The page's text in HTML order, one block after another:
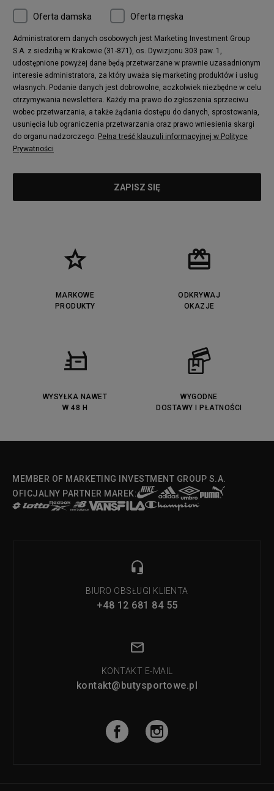
Nike Air More Uptempo
adidas Stan Smith
Puma Mayze
Reebok Club C
New Balance 2002
adidas NMD
Converse Run Star Hike
Nike Air Max Pulse
adidas Nizza
New Balance 997
adidas ZX
Nike Waffle One
Jordan Max Aura 4
Fila Disruptor
Timberland 6
adidas Retropy
Vans SK8-HI
adidas Adifom
Timberland Euro Sprint
Puma Caven
Lacoste Powercourt
Lacoste Carnaby
Vans Classic
Reebok Solution MID
Lacoste Menerva Sport
Puma Doublecourt
Fila Strada Low
Oferta damska Oferta męska
Administratorem danych osobowych jest Marketing Investment Group
S.A. z siedzibą w Krakowie (31-871), os. Dywizjonu 303 paw. 1,
udostępnione powyżej dane będą przetwarzane w prawnie uzasadnionym
interesie administratora, za który uważa się marketing produktów i usług
własnych. Podanie danych jest dobrowolne, aczkolwiek niezbędne w celu
otrzymywania newslettera. Każdy ma prawo do zgłoszenia sprzeciwu
wobec przetwarzania, a także żądania dostępu do danych, sprostowania,
usunięcia lub ograniczenia przetwarzania oraz prawo wniesienia skargi
do organu nadzorczego. Pełna treść klauzuli informacyjnej w Polityce
Prywatności
MARKOWE
PRODUKTY
ODKRYWAJ
OKAZJE
WYSYŁKA NAWET
W 48 H
WYGODNE
DOSTAWY I PŁATNOŚCI
MEMBER OF MARKETING INVESTMENT GROUP S.A.
OFICJALNY PARTNER MAREK:
BIURO OBSŁUGI KLIENTA
+48 12 681 84 55
KONTAKT E-MAIL
kontakt@butysportowe.pl